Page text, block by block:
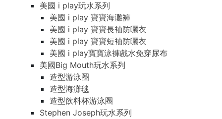
美國 i play玩水系列
美國 i play 寶寶海灘褲
美國 i play 寶寶長袖防曬衣
美國 i play 寶寶短袖防曬衣
美國 i play寶寶泳褲戲水免穿尿布
美國Big Mouth玩水系列
造型游泳圈
造型海灘毯
造型飲料杯游泳圈
Stephen Joseph玩水系列